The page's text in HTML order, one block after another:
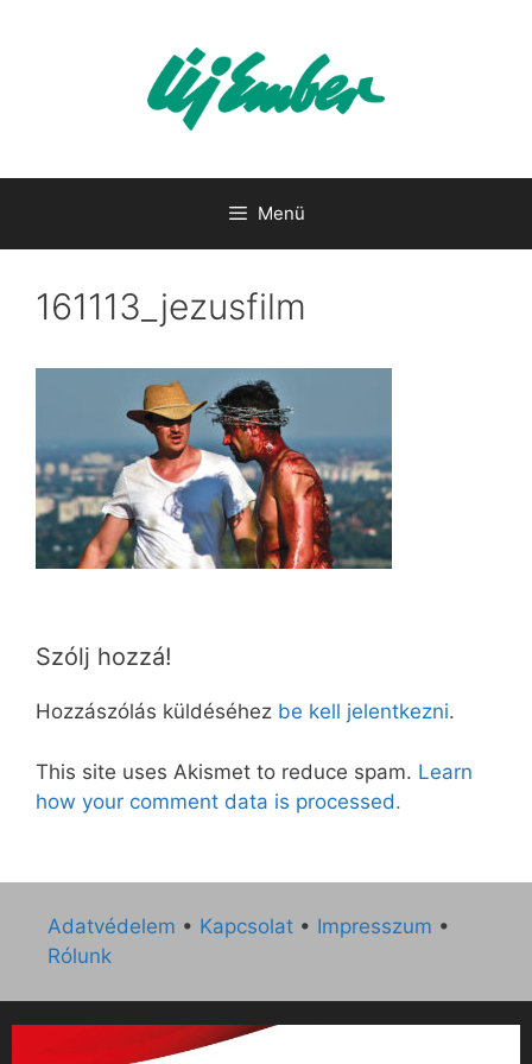
Menü
161113_jezusfilm
Szólj hozzá!
Hozzászólás küldéséhez be kell jelentkezni.
This site uses Akismet to reduce spam. Learn
how your comment data is processed.
Adatvédelem • Kapcsolat • Impresszum •
Rólunk